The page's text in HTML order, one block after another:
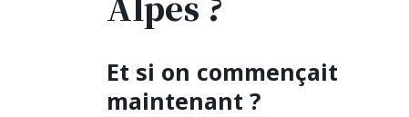
Et si on commençait
maintenant ?